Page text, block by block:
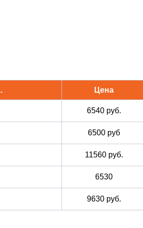
Цена
6540 руб.
6500 руб
11560 руб.
6530
9630 руб.